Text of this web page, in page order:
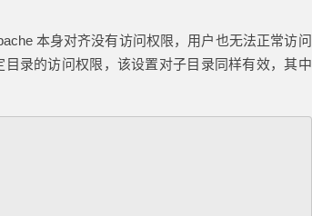
本身对齐没有访问权限，用户也无法正常访问
录的访问权限，该设置对子目录同样有效，其中